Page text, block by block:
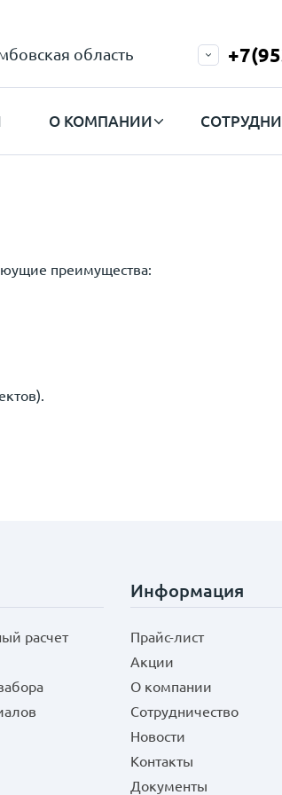
область
О КОМПАНИИ
преимущества:
расчет
Информация
Прайс-лист
Акции
О компании
Сотрудничество
Новости
Контакты
Документы